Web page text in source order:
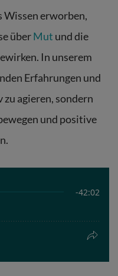
Wissen erworben,
überMut und die
In unserem
Erfahrungen und
agieren, sondern
und positive